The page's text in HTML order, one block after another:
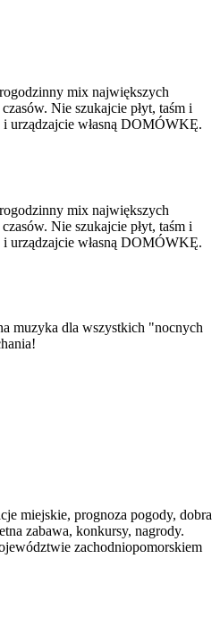
mix największych
Nie szukajcie płyt, taśm i
urządzajcie własną DOMÓWKĘ.
mix największych
Nie szukajcie płyt, taśm i
urządzajcie własną DOMÓWKĘ.
muzyka dla wszystkich "nocnych
miejskie, prognoza pogody, dobra
zabawa, konkursy, nagrody.
zachodniopomorskiem